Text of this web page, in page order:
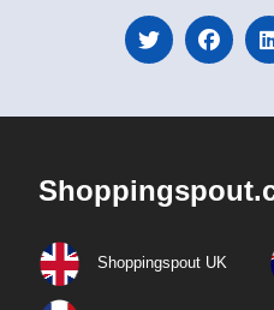
Shoppingspout UK